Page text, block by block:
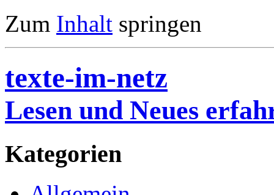
Zum Inhalt springen
texte-im-netz
Lesen und Neues
Kategorien